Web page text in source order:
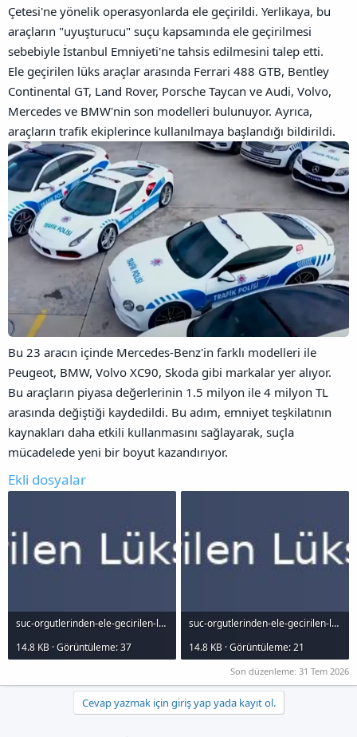
Çetesi'ne yönelik operasyonlarda ele geçirildi. Yerlikaya, bu
araçların "uyuşturucu" suçu kapsamında ele geçirilmesi
sebebiyle İstanbul Emniyeti'ne tahsis edilmesini talep etti.
Ele geçirilen lüks araçlar arasında Ferrari 488 GTB, Bentley
Continental GT, Land Rover, Porsche Taycan ve Audi, Volvo,
Mercedes ve BMW'nin son modelleri bulunuyor. Ayrıca,
araçların trafik ekiplerince kullanılmaya başlandığı bildirildi.
Bu 23 aracın içinde Mercedes-Benz'in farklı modelleri ile
Peugeot, BMW, Volvo XC90, Skoda gibi markalar yer alıyor.
Bu araçların piyasa değerlerinin 1.5 milyon ile 4 milyon TL
arasında değiştiği kaydedildi. Bu adım, emniyet teşkilatının
kaynakları daha etkili kullanmasını sağlayarak, suçla
mücadelede yeni bir boyut kazandırıyor.
Ekli dosyalar
suc-orgutlerinden-ele-gecirilen-luks-araclar-emniyete-hizmette_1000x120.jpg
14.8 KB · Görüntüleme: 37
suc-orgutlerinden-ele-gecirilen-luks-araclar-emniyete-hizmette_1000x120.jpg
14.8 KB · Görüntüleme: 21
Son düzenleme: 31 Tem 2026
Cevap yazmak için giriş yap yada kayıt ol.